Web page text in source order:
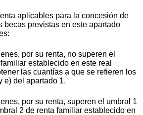
aplicables para la concesión de
becas previstas en este apartado
por su renta, no superen el
establecido en este real
las cuantías a que se refieren los
e) del apartado 1.
por su renta, superen el umbral 1
2 de renta familiar establecido en